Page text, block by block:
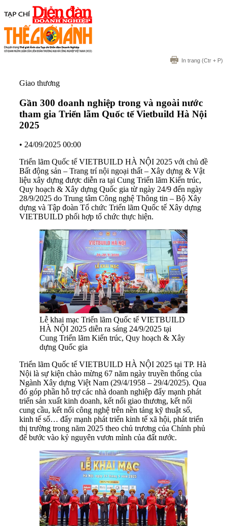
In trang (Ctr + P)
Giao thương
Gần 300 doanh nghiệp trong và ngoài nước
tham gia Triển lãm Quốc tế Vietbuild Hà Nội
2025
• 24/09/2025 00:00
Triển lãm Quốc tế VIETBUILD HÀ NỘI 2025 với chủ đề
Bất động sản – Trang trí nội ngoại thất – Xây dựng & Vật
liệu xây dựng được diễn ra tại Cung Triển lãm Kiến trúc,
Quy hoạch & Xây dựng Quốc gia từ ngày 24/9 đến ngày
28/9/2025 do Trung tâm Công nghệ Thông tin – Bộ Xây
dựng và Tập đoàn Tổ chức Triển lãm Quốc tế Xây dựng
VIETBUILD phối hợp tổ chức thực hiện.
Lễ khai mạc Triển lãm Quốc tế VIETBUILD
HÀ NỘI 2025 diễn ra sáng 24/9/2025 tại
Cung Triển lãm Kiến trúc, Quy hoạch & Xây
dựng Quốc gia
Triển lãm Quốc tế VIETBUILD HÀ NỘI 2025 tại TP. Hà
Nội là sự kiện chào mừng 67 năm ngày truyền thống của
Ngành Xây dựng Việt Nam (29/4/1958 – 29/4/2025). Qua
đó góp phần hỗ trợ các nhà doanh nghiệp đẩy mạnh phát
triển sản xuất kinh doanh, kết nối giao thương, kết nối
cung cầu, kết nối công nghệ trên nền tảng kỹ thuật số,
kinh tế số… đẩy mạnh phát triển kinh tế xã hội, phát triển
thị trường trong năm 2025 theo chủ trương của Chính phủ
để bước vào kỷ nguyên vươn mình của đất nước.